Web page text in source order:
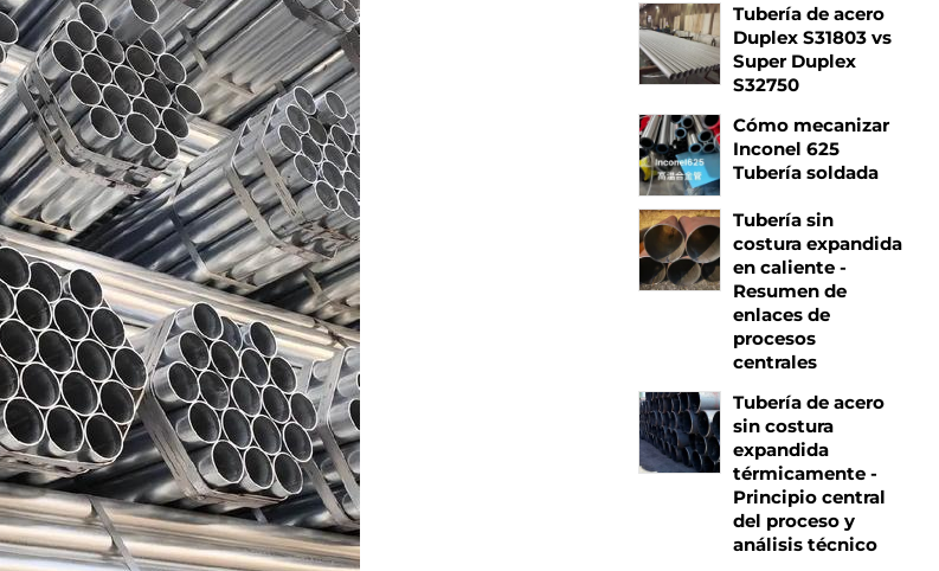
Tubería de acero
Duplex S31803 vs
Super Duplex
S32750
Cómo mecanizar
Inconel 625
Tubería soldada
Tubería sin
costura expandida
en caliente -
Resumen de
enlaces de
procesos
centrales
Tubería de acero
sin costura
expandida
térmicamente -
Principio central
del proceso y
análisis técnico